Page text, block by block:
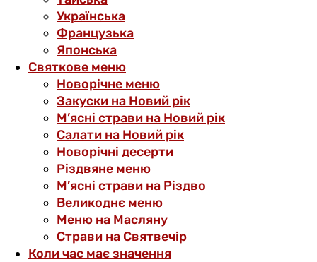
Українська
Французька
Японська
Святкове меню
Новорічне меню
Закуски на Новий рік
М’ясні страви на Новий рік
Салати на Новий рік
Новорічні десерти
Різдвяне меню
М’ясні страви на Різдво
Великоднє меню
Меню на Масляну
Страви на Святвечір
Коли час має значення